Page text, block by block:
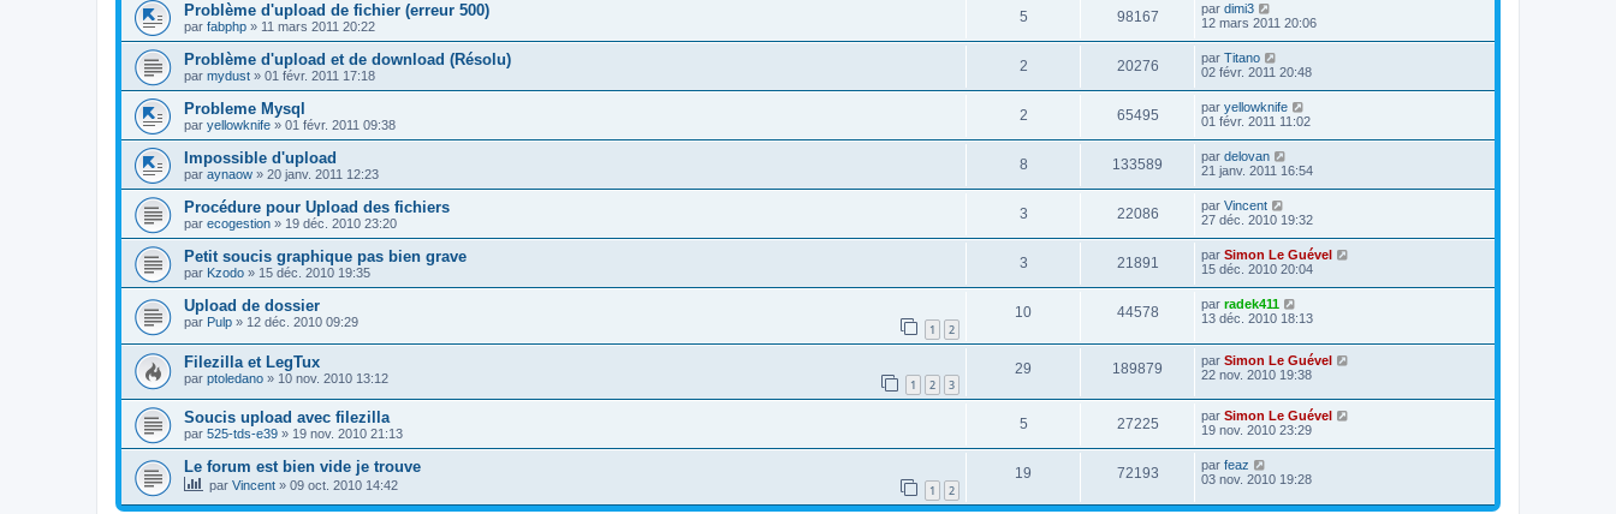
Problème d'upload de fichier (erreur 500)
par fabphp » 11 mars 2011 20:22
5 98167 par dimi3
12 mars 2011 20:06
Problème d'upload et de download (Résolu)
par mydust » 01 févr. 2011 17:18
2 20276 par Titano
02 févr. 2011 20:48
Probleme Mysql
par yellowknife » 01 févr. 2011 09:38
2 65495 par yellowknife
01 févr. 2011 11:02
Impossible d'upload
par aynaow » 20 janv. 2011 12:23
8 133589 par delovan
21 janv. 2011 16:54
Procédure pour Upload des fichiers
par ecogestion » 19 déc. 2010 23:20
3 22086 par Vincent
27 déc. 2010 19:32
Petit soucis graphique pas bien grave
par Kzodo » 15 déc. 2010 19:35
3 21891 par Simon Le Guével
15 déc. 2010 20:04
Upload de dossier
par Pulp » 12 déc. 2010 09:29 1 2
10 44578 par radek411
13 déc. 2010 18:13
Filezilla et LegTux
par ptoledano » 10 nov. 2010 13:12 1 2 3
29 189879 par Simon Le Guével
22 nov. 2010 19:38
Soucis upload avec filezilla
par 525-tds-e39 » 19 nov. 2010 21:13
5 27225 par Simon Le Guével
19 nov. 2010 23:29
Le forum est bien vide je trouve
par Vincent » 09 oct. 2010 14:42 1 2
19 72193 par feaz
03 nov. 2010 19:28